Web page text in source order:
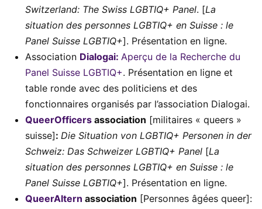
Switzerland: The Swiss LGBTIQ+ Panel. [La
situation des personnes LGBTIQ+ en Suisse : le
Panel Suisse LGBTIQ+]. Présentation en ligne.
Association Dialogai: Aperçu de la Recherche du
Panel Suisse LGBTIQ+. Présentation en ligne et
table ronde avec des politiciens et des
fonctionnaires organisés par l’association Dialogai.
QueerOfficers association [militaires « queers »
suisse]: Die Situation von LGBTIQ+ Personen in der
Schweiz: Das Schweizer LGBTIQ+ Panel [La
situation des personnes LGBTIQ+ en Suisse : le
Panel Suisse LGBTIQ+]. Présentation en ligne.
QueerAltern association [Personnes âgées queer]: